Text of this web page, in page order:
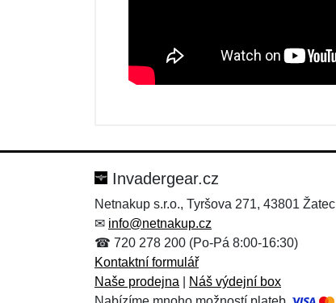
Zpráva*
Zpráva*
Invadergear.cz
Netnakup s.r.o., Tyršova 271, 43801 Žatec
✉ info@netnakup.cz
☎ 720 278 200 (Po-Pá 8:00-16:30)
Kontaktní formulář
Naše prodejna
Náš výdejní box